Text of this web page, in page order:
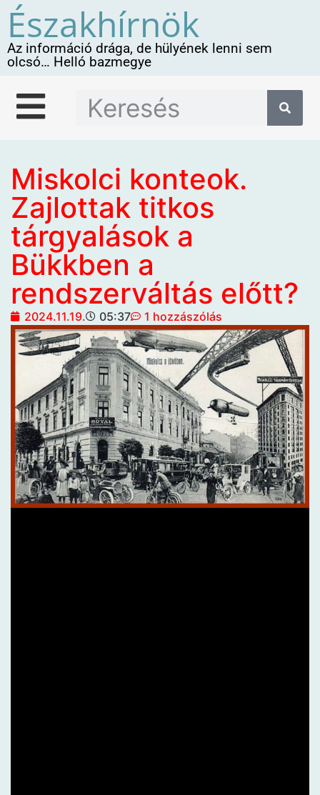
Északhírnök
Az információ drága, de hülyének lenni sem
olcsó… Helló bazmegye
Miskolci konteok.
Zajlottak titkos
tárgyalások a
Bükkben a
rendszerváltás előtt?
2024.11.19. 05:37 1 hozzászólás